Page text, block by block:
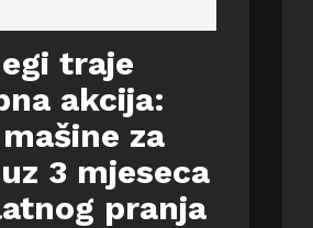
traje
akcija:
za
3 mjeseca
pranja